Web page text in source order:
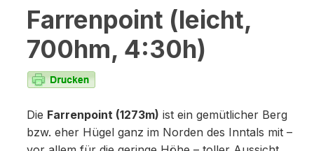
Farrenpoint (leicht,
700hm, 4:30h)
Die Farrenpoint (1273m) ist ein gemütlicher Berg
bzw. eher Hügel ganz im Norden des Inntals mit –